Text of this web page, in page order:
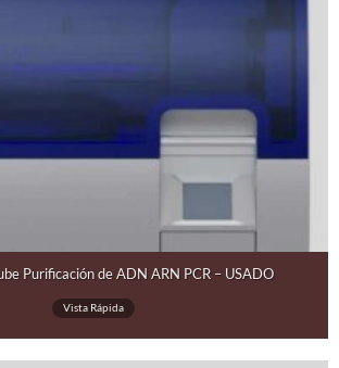
Purificación de ADN ARN PCR – USADO
Vista Rápida